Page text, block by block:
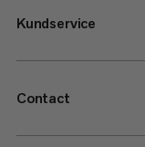
Kundservice
Contact